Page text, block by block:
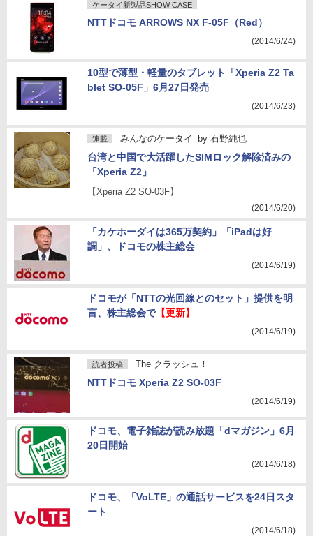
ケータイ新製品SHOW CASE
NTTドコモ ARROWS NX F-05F（Red）
(2014/6/24)
10型で薄型・軽量のタブレット「Xperia Z2 Ta
blet SO-05F」6月27日発売
(2014/6/23)
連載 みんなのケータイ by 石野純也
台湾と中国で大活躍したSIMロック解除済みの
「Xperia Z2」
【Xperia Z2 SO-03F】
(2014/6/20)
「カケホーダイは365万契約」「iPadは好
調」、ドコモの株主総会
(2014/6/19)
ドコモが「NTTの光回線とのセット」提供を明
言、株主総会で【更新】
(2014/6/19)
読者投稿 The クラッシュ！
NTTドコモ Xperia Z2 SO-03F
(2014/6/19)
ドコモ、電子雑誌が読み放題「dマガジン」6月
20日開始
(2014/6/18)
ドコモ、「VoLTE」の通話サービスを24日スタ
ート
(2014/6/18)